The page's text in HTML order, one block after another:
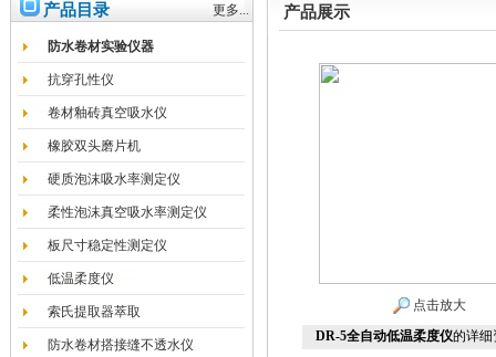
产品目录 更多...
防水卷材实验仪器
抗穿孔性仪
卷材釉砖真空吸水仪
橡胶双头磨片机
硬质泡沫吸水率测定仪
柔性泡沫真空吸水率测定仪
板尺寸稳定性测定仪
低温柔度仪
索氏提取器萃取
防水卷材搭接缝不透水仪
产品展示
点击放大
DR-5全自动低温柔度仪的详细